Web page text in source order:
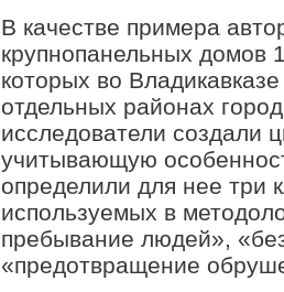
В качестве примера
крупнопанельных домов
которых во
отдельных районах
исследователи создали
учитывающую
определили для нее три
используемых в
пребывание людей»,
«предотвращение